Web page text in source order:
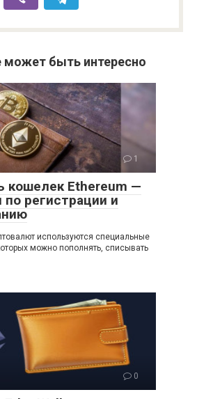
быть интересно
1
кошелек Ethereum —
по регистрации и
используются специальные
можно пополнять, списывать
0